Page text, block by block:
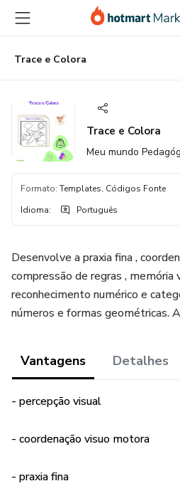
para
conteúdo
principal
para
pagamento
para
rodapé
Trace e Colora
Trace e Colora
Meu mundo
Formato: Templates, Códigos Fonte
Idioma: Português
Desenvolve a praxia fina ,
compressão de regras , memória
reconhecimento numérico e
números e formas geométricas.
Vantagens Detalhes
- percepção visual
- coordenação visuo motora
- praxia fina